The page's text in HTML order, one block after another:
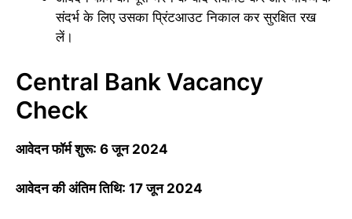
संदर्भ के लिए उसका प्रिंटआउट निकाल कर सुरक्षित रख
लें।
Central Bank Vacancy
Check
आवेदन फॉर्म शुरू: 6 जून 2024
आवेदन की अंतिम तिथि: 17 जून 2024